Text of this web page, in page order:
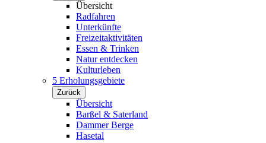
Übersicht
Radfahren
Unterkünfte
Freizeitaktivitäten
Essen & Trinken
Natur entdecken
Kulturleben
5 Erholungsgebiete
Zurück
Übersicht
Barßel & Saterland
Dammer Berge
Hasetal